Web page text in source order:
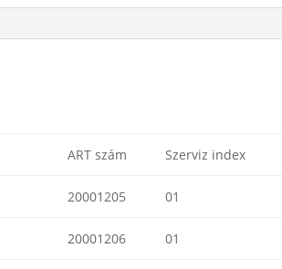
ART szám Szerviz index
20001205 01
20001206 01